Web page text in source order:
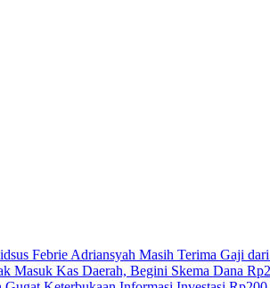
Febrie Adriansyah Masih Terima Gaji
Masuk Kas Daerah, Begini Skema Dana